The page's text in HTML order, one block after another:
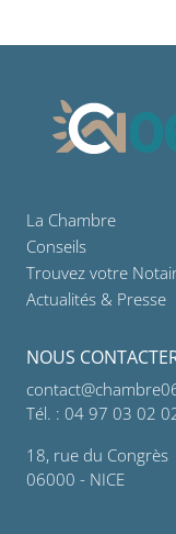
La Chambre
Conseils
Trouvez votre
Actualités & Presse
NOUS
Tél. : 04 97 03 02
18, rue du Congrès
06000 - NICE